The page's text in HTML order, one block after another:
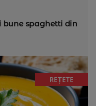
bune spaghetti din
REȚETE